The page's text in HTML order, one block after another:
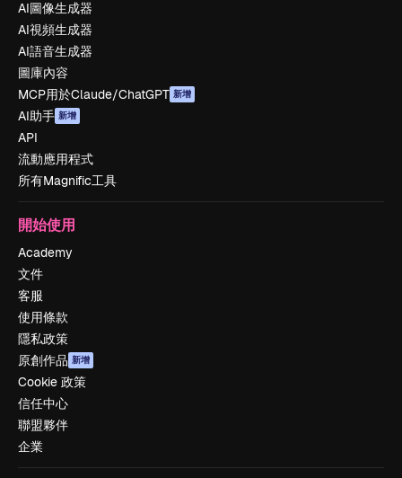
AI圖像生成器
AI視頻生成器
AI語音生成器
圖庫內容
MCP用於Claude/ChatGPT 新增
AI助手 新增
API
流動應用程式
所有Magnific工具
開始使用
Academy
文件
客服
使用條款
隱私政策
原創作品 新增
Cookie 政策
信任中心
聯盟夥伴
企業